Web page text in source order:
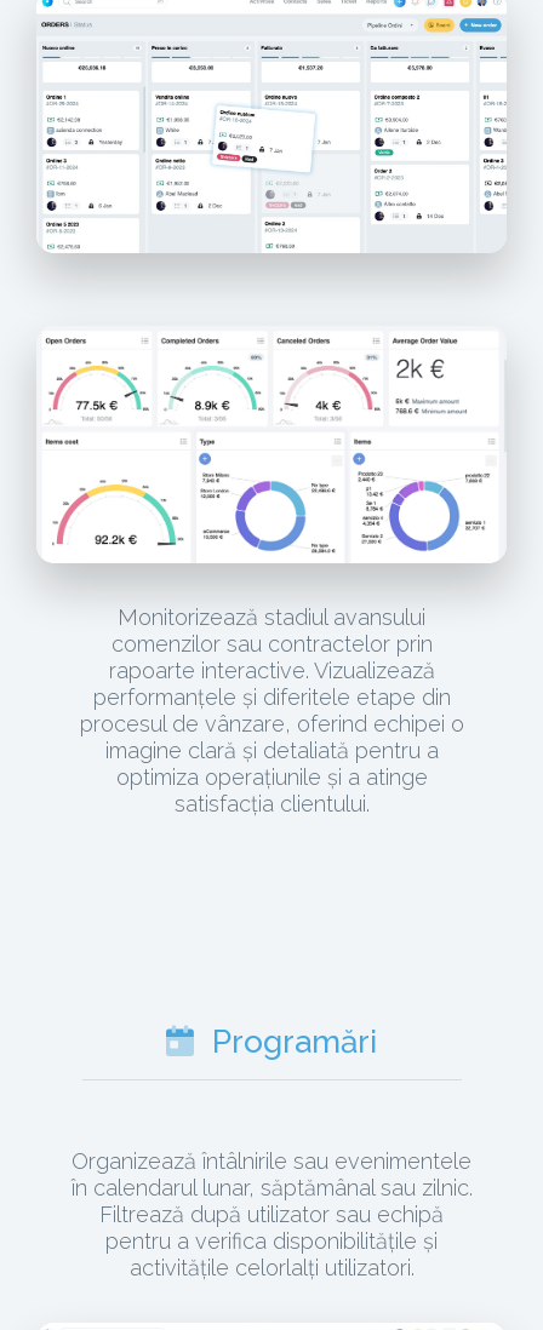
Monitorizează stadiul avansului
comenzilor sau contractelor prin
rapoarte interactive. Vizualizează
performanțele și diferitele etape din
procesul de vânzare, oferind echipei o
imagine clară și detaliată pentru a
optimiza operațiunile și a atinge
satisfacția clientului.
Programări
Organizează întâlnirile sau evenimentele
în calendarul lunar, săptămânal sau zilnic.
Filtrează după utilizator sau echipă
pentru a verifica disponibilitățile și
activitățile celorlalți utilizatori.